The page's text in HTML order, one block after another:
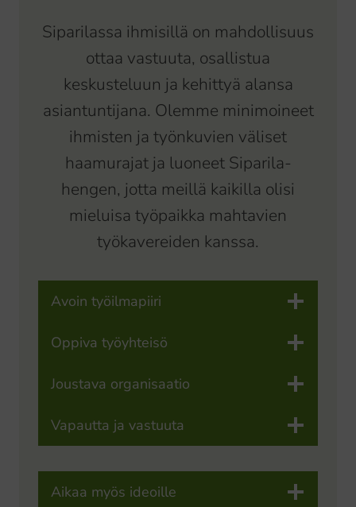
Siparilassa ihmisillä on mahdollisuus
ottaa vastuuta, osallistua
keskusteluun ja kehittyä alansa
asiantuntijana. Olemme minimoineet
ihmisten ja työnkuvien väliset
haamurajat ja luoneet Siparila-
hengen, jotta meillä kaikilla olisi
mieluisa työpaikka mahtavien
työkavereiden kanssa.
Avoin työilmapiiri
Oppiva työyhteisö
Joustava organisaatio
Vapautta ja vastuuta
Aikaa myös ideoille